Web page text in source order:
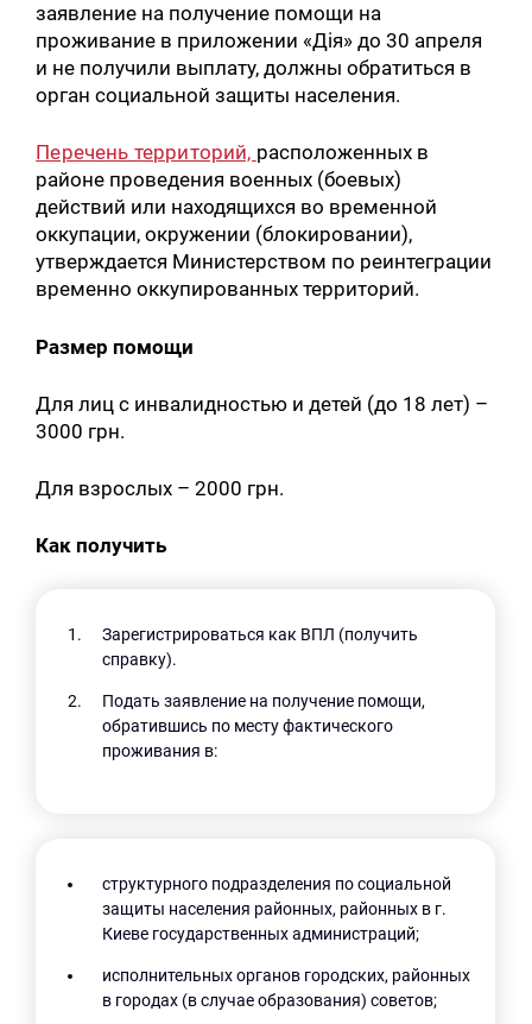
заявление на получение помощи на
проживание в приложении «Дія» до 30 апреля
и не получили выплату, должны обратиться в
орган социальной защиты населения.
Перечень территорий, расположенных в
районе проведения военных (боевых)
действий или находящихся во временной
оккупации, окружении (блокировании),
утверждается Министерством по реинтеграции
временно оккупированных территорий.
Размер помощи
Для лиц с инвалидностью и детей (до 18 лет) –
3000 грн.
Для взрослых – 2000 грн.
Как получить
Зарегистрироваться как ВПЛ (получить
справку).
Подать заявление на получение помощи,
обратившись по месту фактического
проживания в:
структурного подразделения по социальной
защиты населения районных, районных в г.
Киеве государственных администраций;
исполнительных органов городских, районных
в городах (в случае образования) советов;